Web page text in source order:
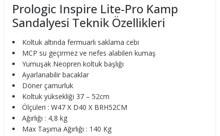
Prologic Inspire Lite-Pro Kamp
Sandalyesi Teknik Özellikleri
Koltuk altında fermuarlı saklama cebi
MCP su geçirmez ve nefes alabilen kumaş
Yumuşak Neopren koltuk başlığı
Ayarlanabilir bacaklar
Döner çamurluk
Koltuk yüksekliği 37 – 52cm
Ölçüleri : W47 X D40 X BRH52CM
Ağırlığı : 4,8 kg
Max Taşıma Ağırlığı : 140 Kg